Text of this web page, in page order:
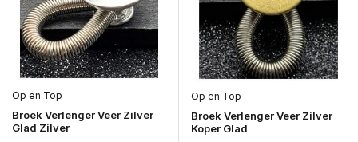
Op en Top
Broek Verlenger Veer Zilver
Glad Zilver
Op en Top
Broek Verlenger Veer Zilver
Koper Glad